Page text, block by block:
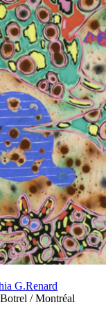
G.Renard
/ Montréal